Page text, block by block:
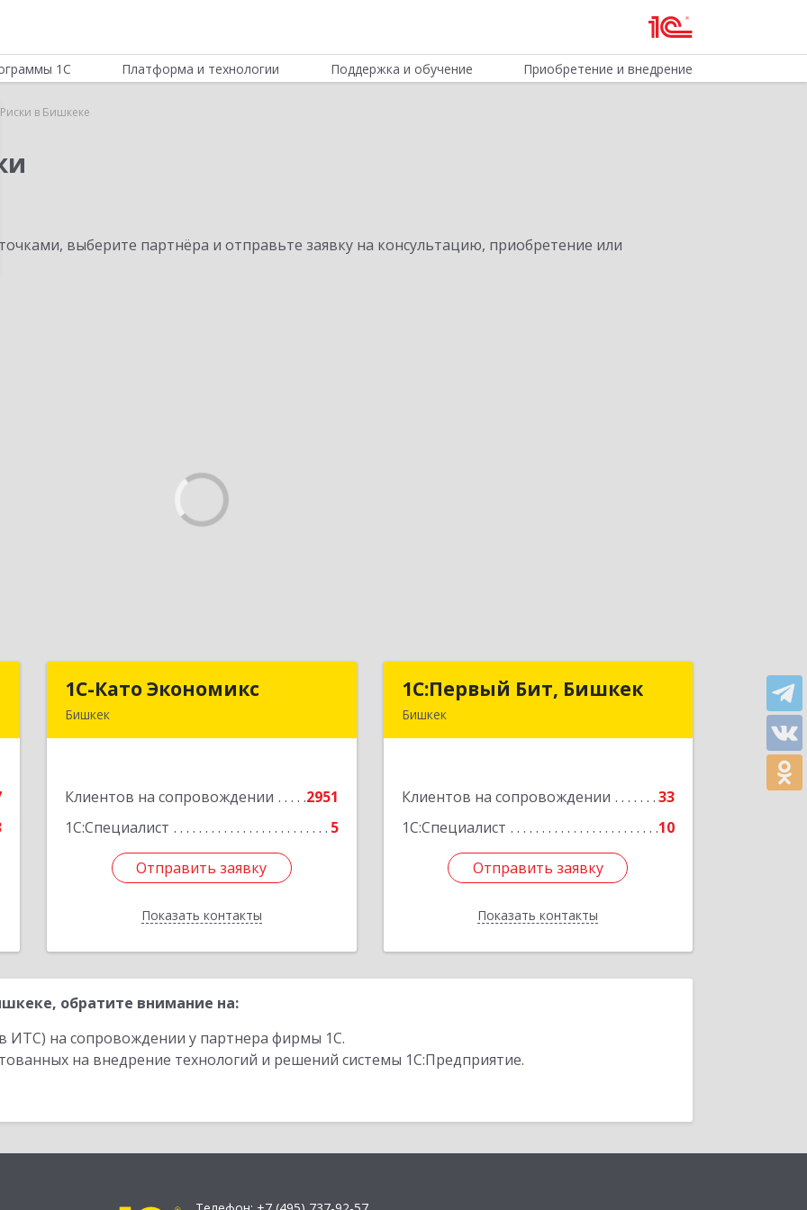
1С Платформа и технологии Поддержка и обучение Приобретение и внедрение
в Бишкеке
выберите партнёра и отправьте заявку на консультацию, приобретение или
1С-Като Экономикс
Бишкек
Клиентов на сопровождении
2951
1С:Специалист
5
Отправить заявку
Показать контакты
1С-Като Экономикс
Подробнее
Отправить заявку
Назад
1С:Первый Бит, Бишкек
Бишкек
Клиентов на сопровождении
33
1С:Специалист
10
Отправить заявку
Показать контакты
1С:Первый Бит, Бишкек
Подробнее
Отправить заявку
Назад
обратите внимание на:
ИТС) на сопровождении у партнера фирмы 1С.
на внедрение технологий и решений системы 1С:Предприятие.